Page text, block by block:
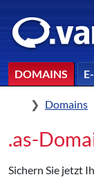
DOMAINS
HomeDomains
.as-
Sichern Sie jetzt